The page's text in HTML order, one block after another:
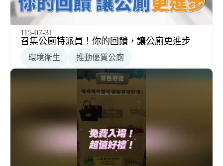
115-07-31
召集公廁特派員！你的回饋，讓公廁更進步
環境衛生 推動優質公廁